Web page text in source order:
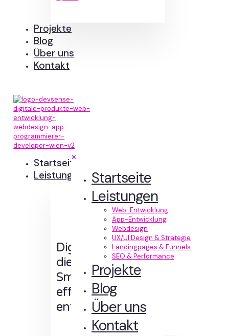
Projekte
Blog
Über uns
Kontakt
✕
Startseite
Leistungen
Web-Entwicklung
App-Entwicklung
Webdesign
UX/UI Design & Strategie
Landingpages & Funnels
SEO & Performance
Projekte
Blog
Über uns
Kontakt
Startseite
Leistungen
Digitale Erlebnisse,
die Sinn machen.
Smart designt und
effizient
entwickelt.